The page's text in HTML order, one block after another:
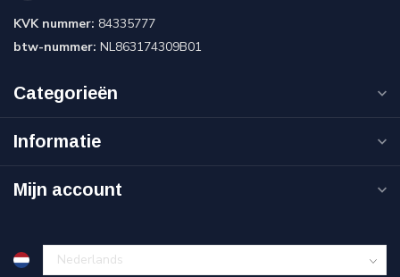
KVK nummer: 84335777
btw-nummer: NL863174309B01
Categorieën
Informatie
Mijn account